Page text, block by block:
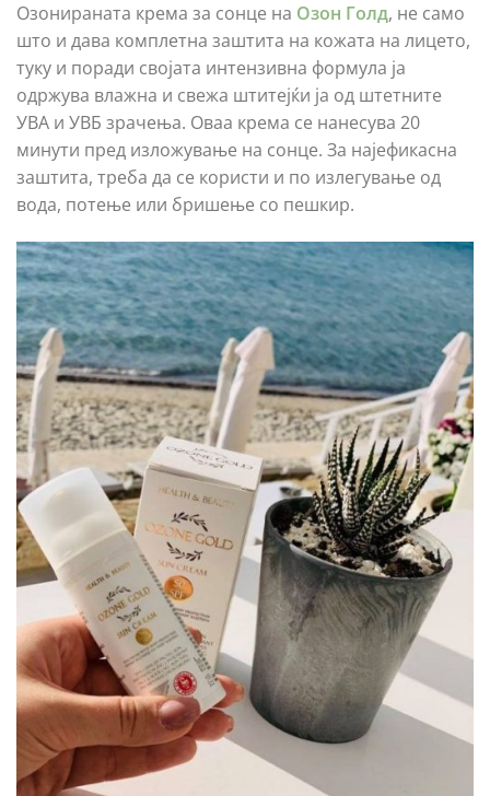
Озонираната крема за сонце на Озон Голд, не само
што и дава комплетна заштита на кожата на лицето,
туку и поради својата интензивна формула ја
одржува влажна и свежа штитејќи ја од штетните
УВА и УВБ зрачења. Оваа крема се нанесува 20
минути пред изложување на сонце. За најефикасна
заштита, треба да се користи и по излегување од
вода, потење или бришење со пешкир.